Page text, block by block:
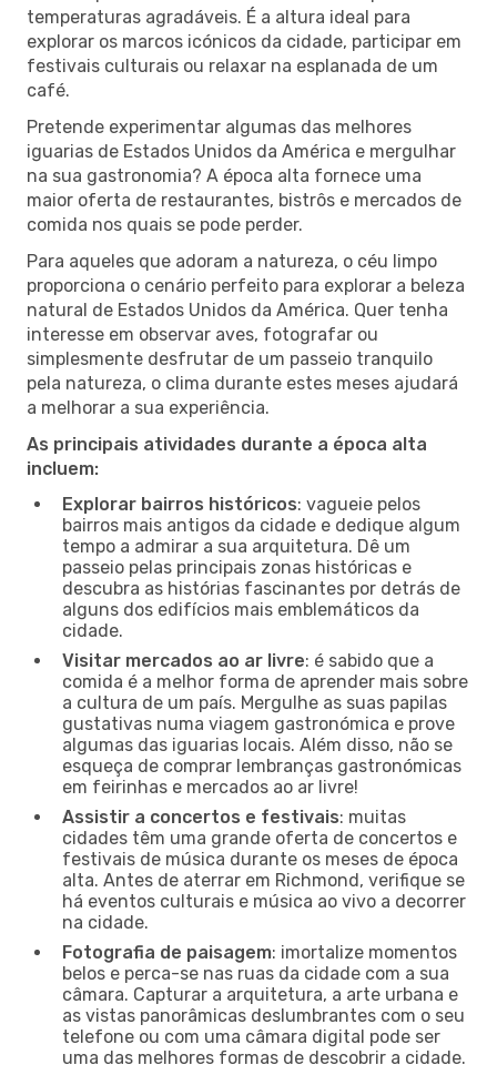
temperaturas agradáveis. É a altura ideal para
explorar os marcos icónicos da cidade, participar em
festivais culturais ou relaxar na esplanada de um
café.
Pretende experimentar algumas das melhores
iguarias de Estados Unidos da América e mergulhar
na sua gastronomia? A época alta fornece uma
maior oferta de restaurantes, bistrôs e mercados de
comida nos quais se pode perder.
Para aqueles que adoram a natureza, o céu limpo
proporciona o cenário perfeito para explorar a beleza
natural de Estados Unidos da América. Quer tenha
interesse em observar aves, fotografar ou
simplesmente desfrutar de um passeio tranquilo
pela natureza, o clima durante estes meses ajudará
a melhorar a sua experiência.
As principais atividades durante a época alta
incluem:
Explorar bairros históricos: vagueie pelos
bairros mais antigos da cidade e dedique algum
tempo a admirar a sua arquitetura. Dê um
passeio pelas principais zonas históricas e
descubra as histórias fascinantes por detrás de
alguns dos edifícios mais emblemáticos da
cidade.
Visitar mercados ao ar livre: é sabido que a
comida é a melhor forma de aprender mais sobre
a cultura de um país. Mergulhe as suas papilas
gustativas numa viagem gastronómica e prove
algumas das iguarias locais. Além disso, não se
esqueça de comprar lembranças gastronómicas
em feirinhas e mercados ao ar livre!
Assistir a concertos e festivais: muitas
cidades têm uma grande oferta de concertos e
festivais de música durante os meses de época
alta. Antes de aterrar em Richmond, verifique se
há eventos culturais e música ao vivo a decorrer
na cidade.
Fotografia de paisagem: imortalize momentos
belos e perca-se nas ruas da cidade com a sua
câmara. Capturar a arquitetura, a arte urbana e
as vistas panorâmicas deslumbrantes com o seu
telefone ou com uma câmara digital pode ser
uma das melhores formas de descobrir a cidade.